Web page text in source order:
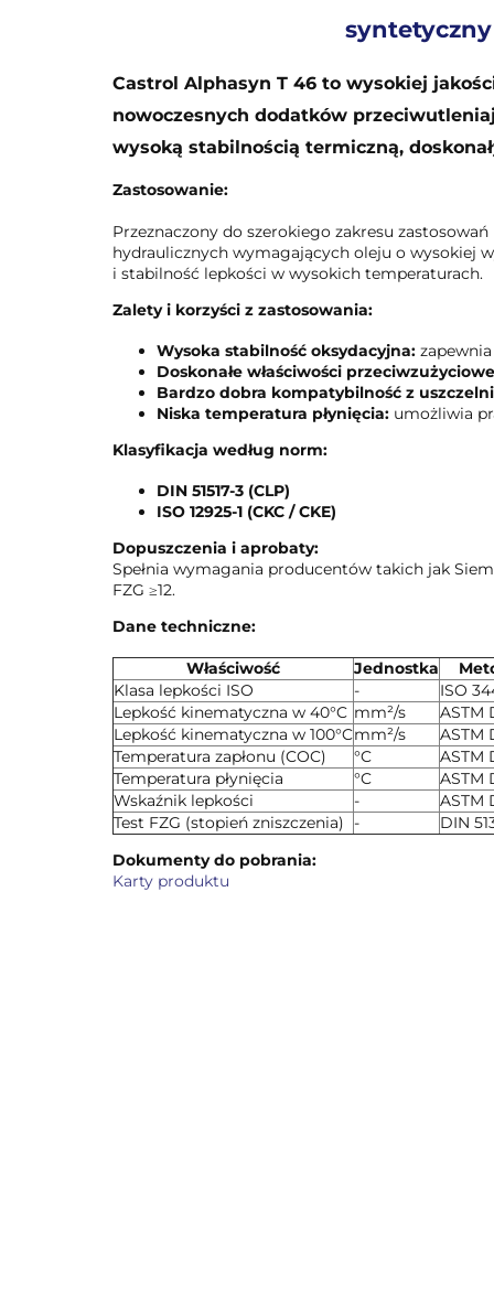
syntetyczny
Castrol Alphasyn T 46 to wysokiej
nowoczesnych dodatków
wysoką stabilnością termiczną,
Zastosowanie:
Przeznaczony do szerokiego zakresu
hydraulicznych wymagających oleju o wysokiej
i stabilność lepkości w wysokich temperaturach.
Zalety i korzyści z zastosowania:
Wysoka stabilność oksydacyjna:
Doskonałe właściwości
Bardzo dobra kompatybilność z
Niska temperatura płynięcia: umożliwia
Klasyfikacja według norm:
DIN 51517-3 (CLP)
ISO 12925-1 (CKC / CKE)
Dopuszczenia i aprobaty:
Spełnia wymagania producentów takich jak
FZG ≥12.
Dane techniczne:
Właściwość Jednostka
Klasa lepkości ISO
-
ISO
Lepkość kinematyczna w 40°C mm²/s
ASTM
Lepkość kinematyczna w 100°Cmm²/s
ASTM
Temperatura zapłonu (COC)
°C
ASTM
Temperatura płynięcia
°C
ASTM
Wskaźnik lepkości
-
ASTM
Test FZG (stopień zniszczenia) -
DIN
Dokumenty do pobrania:
Karty produktu